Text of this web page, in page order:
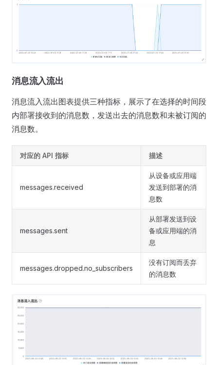
消息流入流出
消息流入流出图表提供三种指标，展示了在选择的时间段
内部署接收到的消息数，发送出去的消息数和未被订阅的
消息数。
对应的 API 指标 描述
messages.received
从设备或应用端
发送到部署的消
息数
messages.sent
从部署发送到设
备或应用端的消
息
messages.dropped.no_subscribers
没有订阅而丢弃
的消息数